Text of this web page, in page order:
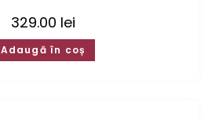
329.00 lei
Adaugă în coș